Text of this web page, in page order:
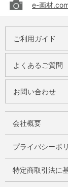
e-画材
ご利用ガイド
よくあるご質問
お問い合わせ
会社概要
プライバシーポ
特定商取引法に